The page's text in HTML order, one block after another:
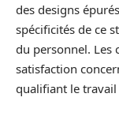
des designs
spécificités de ce
du personnel. Les
satisfaction
qualifiant le travail